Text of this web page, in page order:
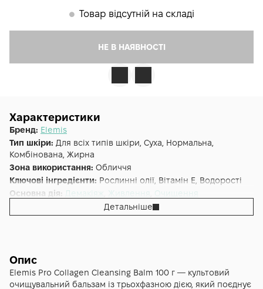
𒊹 Товар відсутній на складі
НЕ В НАЯВНОСТІ
Характеристики
Бренд: Elemis
Тип шкіри: Для всіх типів шкіри, Суха, Нормальна,
Комбінована, Жирна
Зона використання: Обличчя
Ключові інгредієнти: Рослинні олії, Вітамін E, Водорості
Основна дія: Демакіяж Живлення
Очищення
Бальзам
- Pro-Collagen Cleansing Balm 100 г
Детальніше
Опис
Elemis Pro Collagen Cleansing Balm 100 г — культовий
очищувальний бальзам із трьохфазною дією, який поєднує